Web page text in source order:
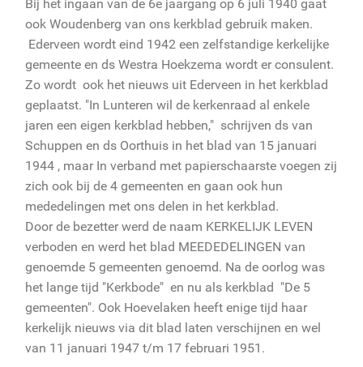
Bij het ingaan van de 6e jaargang op 6 juli 1940 gaat
ook Woudenberg van ons kerkblad gebruik maken.
Ederveen wordt eind 1942 een zelfstandige kerkelijke
gemeente en ds Westra Hoekzema wordt er consulent.
Zo wordt ook het nieuws uit Ederveen in het kerkblad
geplaatst. "In Lunteren wil de kerkenraad al enkele
jaren een eigen kerkblad hebben," schrijven ds van
Schuppen en ds Oorthuis in het blad van 15 januari
1944 , maar In verband met papierschaarste voegen zij
zich ook bij de 4 gemeenten en gaan ook hun
mededelingen met ons delen in het kerkblad.
Door de bezetter werd de naam KERKELIJK LEVEN
verboden en werd het blad MEEDEDELINGEN van
genoemde 5 gemeenten genoemd. Na de oorlog was
het lange tijd "Kerkbode" en nu als kerkblad "De 5
gemeenten". Ook Hoevelaken heeft enige tijd haar
kerkelijk nieuws via dit blad laten verschijnen en wel
van 11 januari 1947 t/m 17 februari 1951.